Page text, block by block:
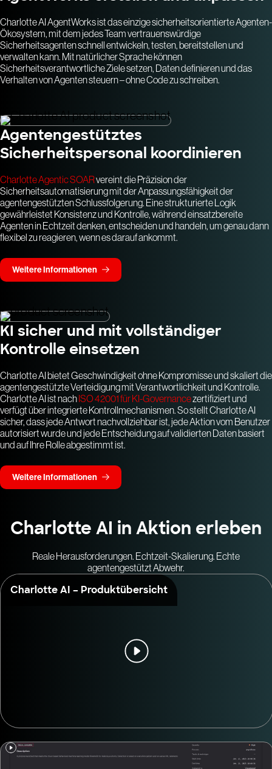
Charlotte AI AgentWorks ist das einzige sicherheitsorientierte Agenten-
Ökosystem, mit dem jedes Team vertrauenswürdige
Sicherheitsagenten schnell entwickeln, testen, bereitstellen und
verwalten kann. Mit natürlicher Sprache können
Sicherheitsverantwortliche Ziele setzen, Daten definieren und das
Verhalten von Agenten steuern – ohne Code zu schreiben.
Agentengestütztes
Sicherheitspersonal koordinieren
Charlotte Agentic SOARvereint die Präzision der
Sicherheitsautomatisierung mit der Anpassungsfähigkeit der
agentengestützten Schlussfolgerung. Eine strukturierte Logik
gewährleistet Konsistenz und Kontrolle, während einsatzbereite
Agenten in Echtzeit denken, entscheiden und handeln, um genau dann
flexibel zu reagieren, wenn es darauf ankommt.
Weitere Informationen
KI sicher und mit vollständiger
Kontrolle einsetzen
Charlotte AI bietet Geschwindigkeit ohne Kompromisse und skaliert die
agentengestützte Verteidigung mit Verantwortlichkeit und Kontrolle.
Charlotte AI ist nach ISO 42001 für KI-Governancezertifiziert und
verfügt über integrierte Kontrollmechanismen. So stellt Charlotte AI
sicher, dass jede Antwort nachvollziehbar ist, jede Aktion vom Benutzer
autorisiert wurde und jede Entscheidung auf validierten Daten basiert
und auf Ihre Rolle abgestimmt ist.
Weitere Informationen
Charlotte AI in Aktion erleben
Reale Herausforderungen. Echtzeit-Skalierung. Echte
agentengestützt Abwehr.
Charlotte AI – Produktübersicht